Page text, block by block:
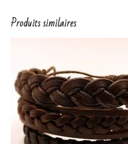
Produits similaires